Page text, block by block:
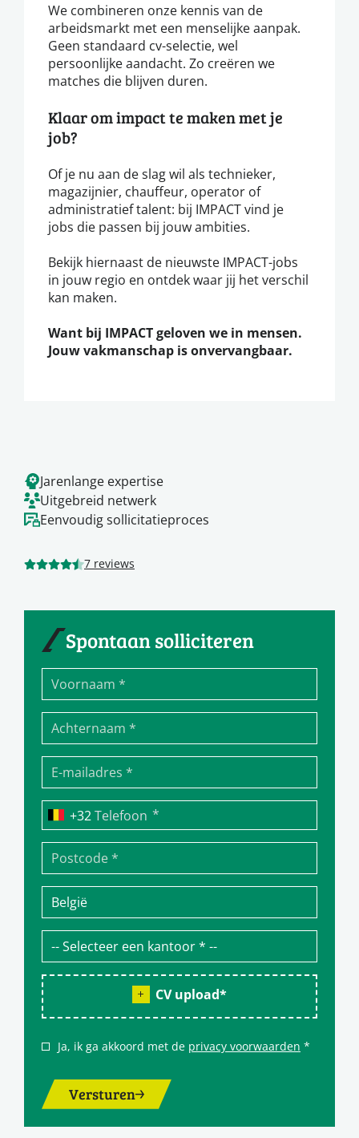
We combineren onze kennis van de
arbeidsmarkt met een menselijke aanpak.
Geen standaard cv-selectie, wel
persoonlijke aandacht. Zo creëren we
matches die blijven duren.
Klaar om impact te maken met je
job?
Of je nu aan de slag wil als technieker,
magazijnier, chauffeur, operator of
administratief talent: bij IMPACT vind je
jobs die passen bij jouw ambities.
Bekijk hiernaast de nieuwste IMPACT-jobs
in jouw regio en ontdek waar jij het verschil
kan maken.
Want bij IMPACT geloven we in mensen.
Jouw vakmanschap is onvervangbaar.
Spontaan solliciteren
Telefoon *
CV upload*
Ja, ik ga akkoord met de privacy voorwaarden *
Versturen
Jarenlange expertise
Uitgebreid netwerk
Eenvoudig sollicitatieproces
7 reviews